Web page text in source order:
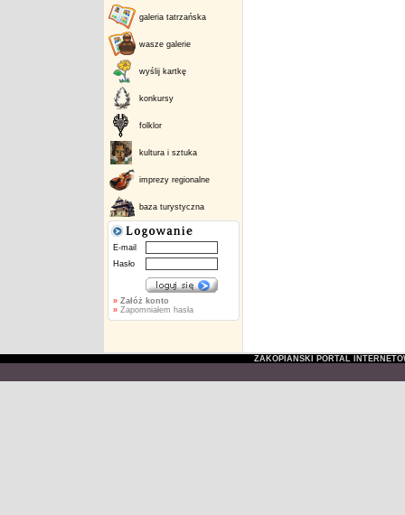
galeria tatrzańska
wasze galerie
wyślij kartkę
konkursy
folklor
kultura i sztuka
imprezy regionalne
baza turystyczna
E-mail
Hasło
» Załóż konto
»Zapomniałem hasła
ZAKOPIAŃSKI PORTAL